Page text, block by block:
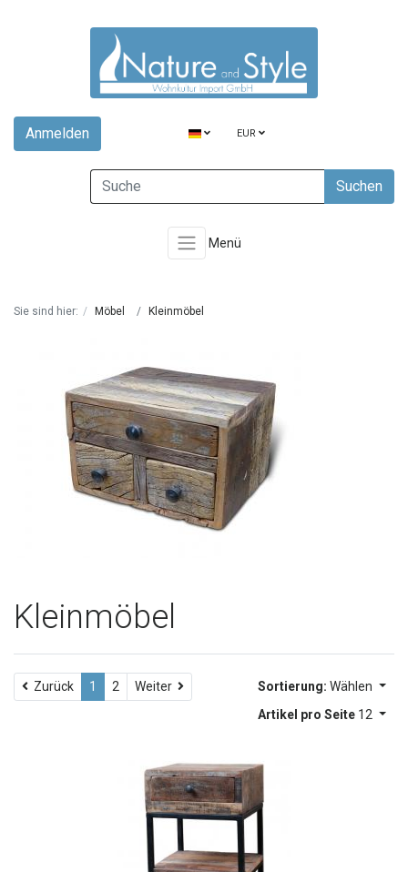
Anmelden EUR
Suchen
Menü
Sie sind hier: Möbel Kleinmöbel
Kleinmöbel
Zurück 1 2 Weiter Weiter Sortierung: Wählen
Artikel pro Seite 12